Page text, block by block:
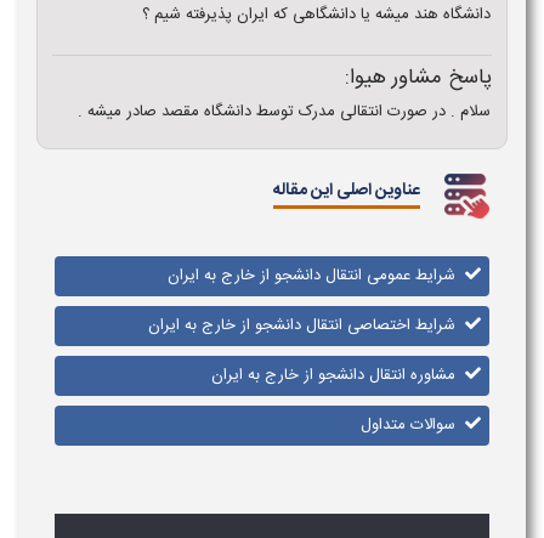
دانشگاه هند میشه یا دانشگاهی که ایران پذیرفته شیم ؟
پاسخ مشاور هیوا:
سلام . در صورت انتقالی مدرک توسط دانشگاه مقصد صادر میشه .
عناوین اصلی این مقاله
شرایط عمومی انتقال دانشجو از خارج به ایران
شرایط اختصاصی انتقال دانشجو از خارج به ایران
مشاوره انتقال دانشجو از خارج به ایران
سوالات متداول